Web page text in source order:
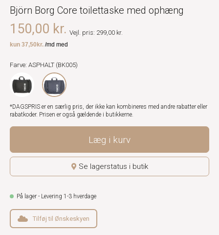
Björn Borg Core toilettaske med ophæng
150,00 kr. Vejl. pris: 299,00 kr.
Farve: ASPHALT (BK005)
*DAGSPRIS er en særlig pris, der ikke kan kombineres med andre rabatter eller
rabatkoder. Prisen er også gældende i butikkerne.
Læg i kurv
Se lagerstatus i butik
På lager - Levering 1-3 hverdage
Tilføj til Ønskeskyen